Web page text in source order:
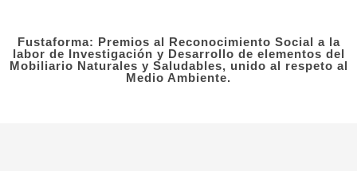
Fustaforma: Premios al Reconocimiento Social a la
labor de Investigación y Desarrollo de elementos del
Mobiliario Naturales y Saludables, unido al respeto al
Medio Ambiente.